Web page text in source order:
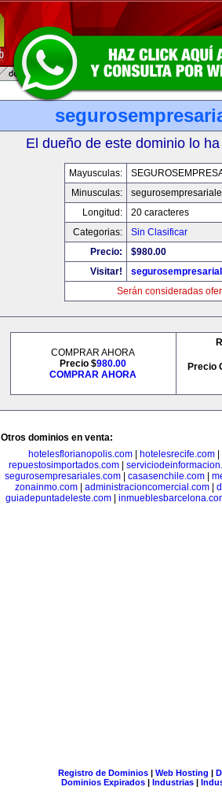
El dueño de este dominio lo
Mayusculas:
Minusculas:
Longitud:
20 caracteres
Categorias:
Sin Clasificar
Precio:
$980.00
Visitar!
Serán consideradas
COMPRAR AHORA
Precio $980.00
COMPRAR AHORA
Precio
Otros dominios en venta:
hotelesflorianopolis.com| hotelesrecife.com|
repuestosimportados.com|
segurosempresariales.com| casasenchile.com|
zonainmo.com
administracioncomercial.com
guiadepuntadeleste.com|
Registro de Dominios| Web Hosting |
Dominios Expirados | Industrias |